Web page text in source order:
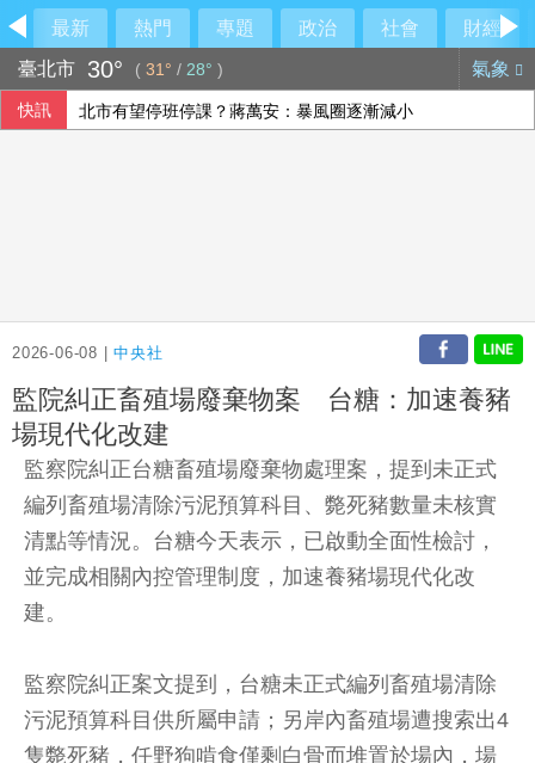
最新 熱門 專題 政治 社會
財經
臺北市
30° ( 31° / 28° ) 氣象
快訊 北市有望停班停課？蔣萬安：暴風圈逐漸減小
2026-06-08 |中央社
監院糾正畜殖場廢棄物案 台糖：加速養豬
場現代化改建
監察院糾正台糖畜殖場廢棄物處理案，提到未正式
編列畜殖場清除污泥預算科目、斃死豬數量未核實
清點等情況。台糖今天表示，已啟動全面性檢討，
並完成相關內控管理制度，加速養豬場現代化改
建。
監察院糾正案文提到，台糖未正式編列畜殖場清除
污泥預算科目供所屬申請；另岸內畜殖場遭搜索出4
隻斃死豬，任野狗啃食僅剩白骨而堆置於場內，場